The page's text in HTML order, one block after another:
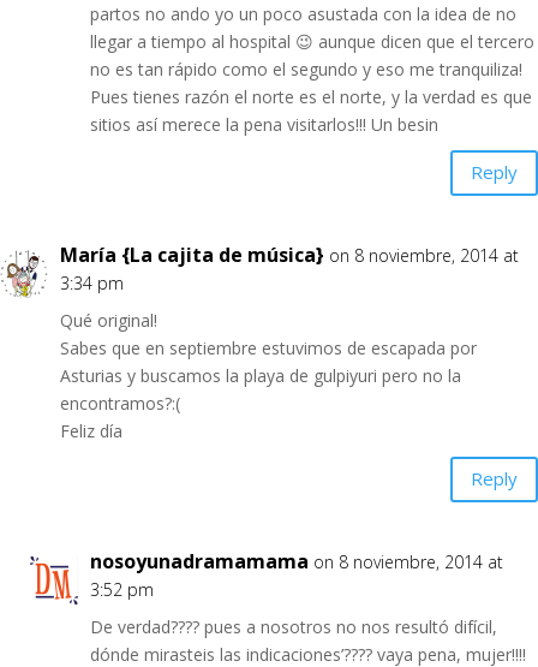
partos no ando yo un poco asustada con la idea de no
llegar a tiempo al hospital 😉 aunque dicen que el tercero
no es tan rápido como el segundo y eso me tranquiliza!
Pues tienes razón el norte es el norte, y la verdad es que
sitios así merece la pena visitarlos!!! Un besin
Reply
María {La cajita de música} on 8 noviembre, 2014 at
3:34 pm
Qué original!
Sabes que en septiembre estuvimos de escapada por
Asturias y buscamos la playa de gulpiyuri pero no la
encontramos?:(
Feliz día
Reply
nosoyunadramamama on 8 noviembre, 2014 at
3:52 pm
De verdad???? pues a nosotros no nos resultó difícil,
dónde mirasteis las indicaciones’???? vaya pena, mujer!!!!